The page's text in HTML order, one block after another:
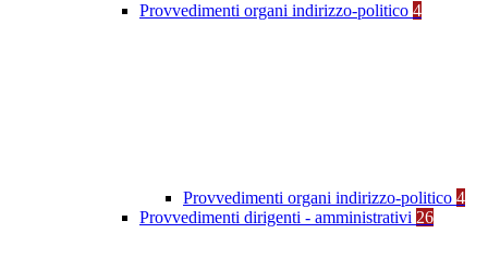
Provvedimenti organi indirizzo-politico 4
Provvedimenti organi indirizzo-politico 4
Provvedimenti dirigenti - amministrativi 26